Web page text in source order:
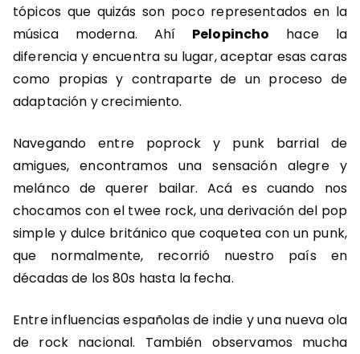
tópicos que quizás son poco representados en la
música moderna. Ahí Pelopincho hace la
diferencia y encuentra su lugar, aceptar esas caras
como propias y contraparte de un proceso de
adaptación y crecimiento.
Navegando entre poprock y punk barrial de
amigues, encontramos una sensación alegre y
melánco de querer bailar. Acá es cuando nos
chocamos con el twee rock, una derivación del pop
simple y dulce británico que coquetea con un punk,
que normalmente, recorrió nuestro país en
décadas de los 80s hasta la fecha.
Entre influencias españolas de indie y una nueva ola
de rock nacional. También observamos mucha